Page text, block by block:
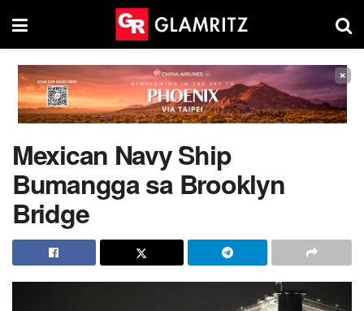
×
Mexican Navy Ship
Bumangga sa Brooklyn
Bridge